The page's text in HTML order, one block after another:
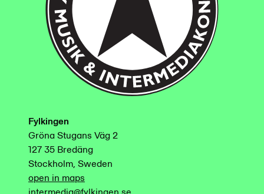
Fylkingen
Gröna Stugans Väg 2
127 35 Bredäng
Stockholm, Sweden
open in maps